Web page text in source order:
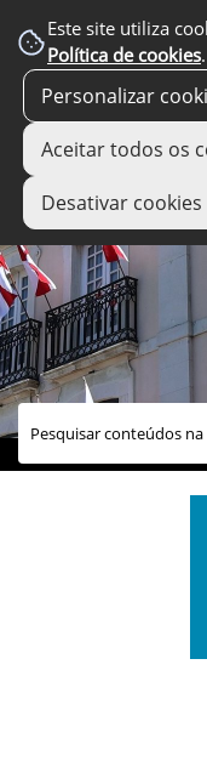
Este site utiliza
Política de cookies.
Personalizar
Aceitar todos os
Desativar
links úteis